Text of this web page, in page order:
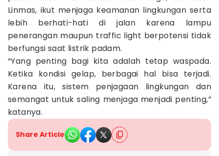
Linmas, ikut menjaga keamanan lingkungan serta
lebih berhati-hati di jalan karena lampu
penerangan maupun traffic light berpotensi tidak
berfungsi saat listrik padam.
“Yang penting bagi kita adalah tetap waspada.
Ketika kondisi gelap, berbagai hal bisa terjadi.
Karena itu, sistem penjagaan lingkungan dan
semangat untuk saling menjaga menjadi penting,”
katanya.
Share Article